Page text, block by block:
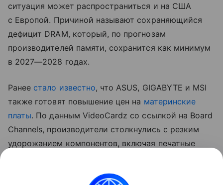
ситуация может распространиться и на США
с Европой. Причиной называют сохраняющийся
дефицит DRAM, который, по прогнозам
производителей памяти, сохранится как минимум
в 2027—2028 годах.
Ранее стало известно, что ASUS, GIGABYTE и MSI
также готовят повышение цен на материнские
платы. По данным VideoCardz со ссылкой на Board
Channels, производители столкнулись с резким
удорожанием компонентов, включая печатные
На ситуацию также влияет снижение спроса